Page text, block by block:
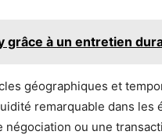
grâce à un entretien
géographiques et
remarquable dans
ou une